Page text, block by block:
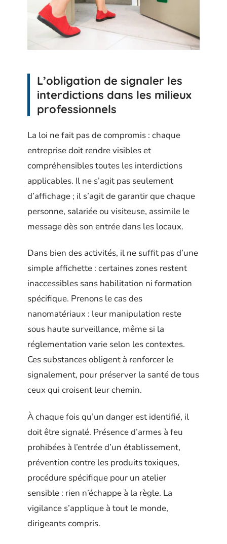
L’obligation de signaler les
interdictions dans les milieux
professionnels
La loi ne fait pas de compromis : chaque
entreprise doit rendre visibles et
compréhensibles toutes les interdictions
applicables. Il ne s’agit pas seulement
d’affichage ; il s’agit de garantir que chaque
personne, salariée ou visiteuse, assimile le
message dès son entrée dans les locaux.
Dans bien des activités, il ne suffit pas d’une
simple affichette : certaines zones restent
inaccessibles sans habilitation ni formation
spécifique. Prenons le cas des
nanomatériaux : leur manipulation reste
sous haute surveillance, même si la
réglementation varie selon les contextes.
Ces substances obligent à renforcer le
signalement, pour préserver la santé de tous
ceux qui croisent leur chemin.
À chaque fois qu’un danger est identifié, il
doit être signalé. Présence d’armes à feu
prohibées à l’entrée d’un établissement,
prévention contre les produits toxiques,
procédure spécifique pour un atelier
sensible : rien n’échappe à la règle. La
vigilance s’applique à tout le monde,
dirigeants compris.